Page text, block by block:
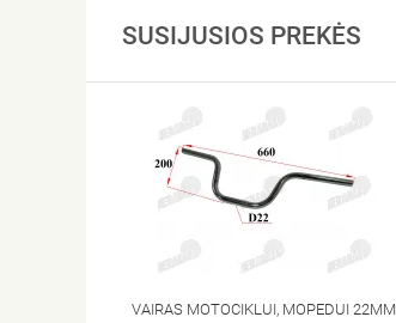
SUSIJUSIOS PREKĖS
VAIRAS MOTOCIKLUI, MOPEDUI 22MM